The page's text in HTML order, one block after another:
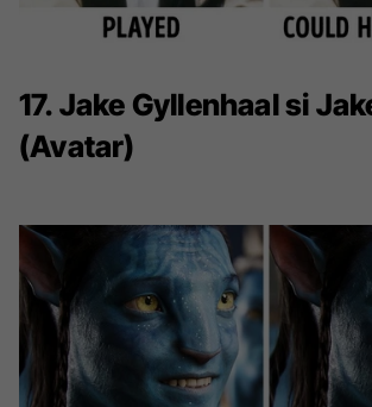
17. Jake Gyllenhaal si
(Avatar)